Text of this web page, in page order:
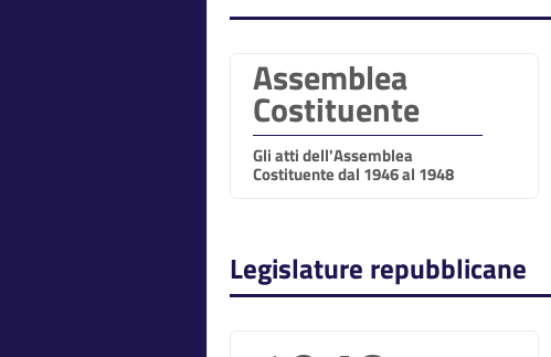
Assemblea
Costituente
Gli atti dell'Assemblea
Costituente dal 1946 al 1948
Legislature repubblicane